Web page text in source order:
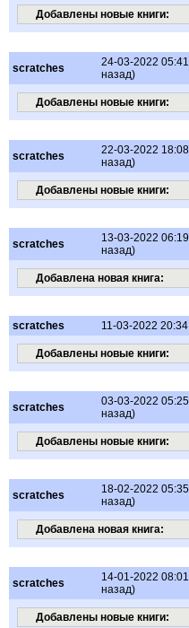
Добавлены новые книги:
scratches
24-03-2022
назад)
Добавлены новые книги:
scratches
22-03-2022
назад)
Добавлены новые книги:
scratches
13-03-2022
назад)
Добавлена новая книга:
scratches 11-03-2022
Добавлены новые книги:
scratches
03-03-2022
назад)
Добавлены новые книги:
scratches
18-02-2022
назад)
Добавлена новая книга:
scratches
14-01-2022
назад)
Добавлены новые книги: